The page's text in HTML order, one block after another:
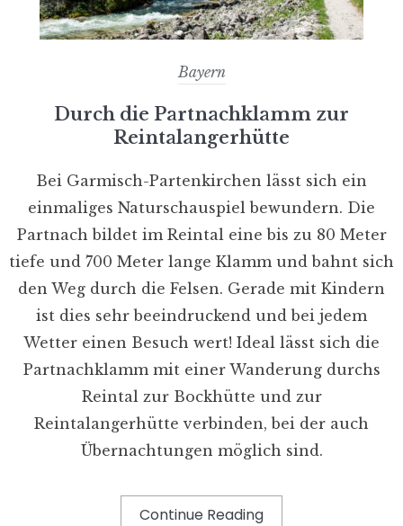
Bayern
Durch die Partnachklamm zur
Reintalangerhütte
Bei Garmisch-Partenkirchen lässt sich ein
einmaliges Naturschauspiel bewundern. Die
Partnach bildet im Reintal eine bis zu 80 Meter
tiefe und 700 Meter lange Klamm und bahnt sich
den Weg durch die Felsen. Gerade mit Kindern
ist dies sehr beeindruckend und bei jedem
Wetter einen Besuch wert! Ideal lässt sich die
Partnachklamm mit einer Wanderung durchs
Reintal zur Bockhütte und zur
Reintalangerhütte verbinden, bei der auch
Übernachtungen möglich sind.
Continue Reading